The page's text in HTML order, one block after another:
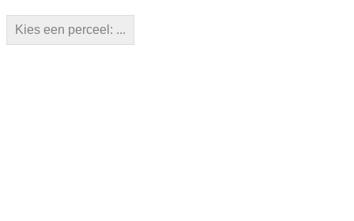
Kies een perceel: ...